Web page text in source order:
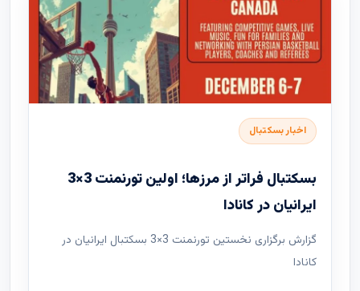
اخبار بسکتبال
بسکتبال فراتر از مرزها؛ اولین تورنمنت 3×3
ایرانیان در کانادا
گزارش برگزاری نخستین تورنمنت 3×3 بسکتبال ایرانیان در
کانادا